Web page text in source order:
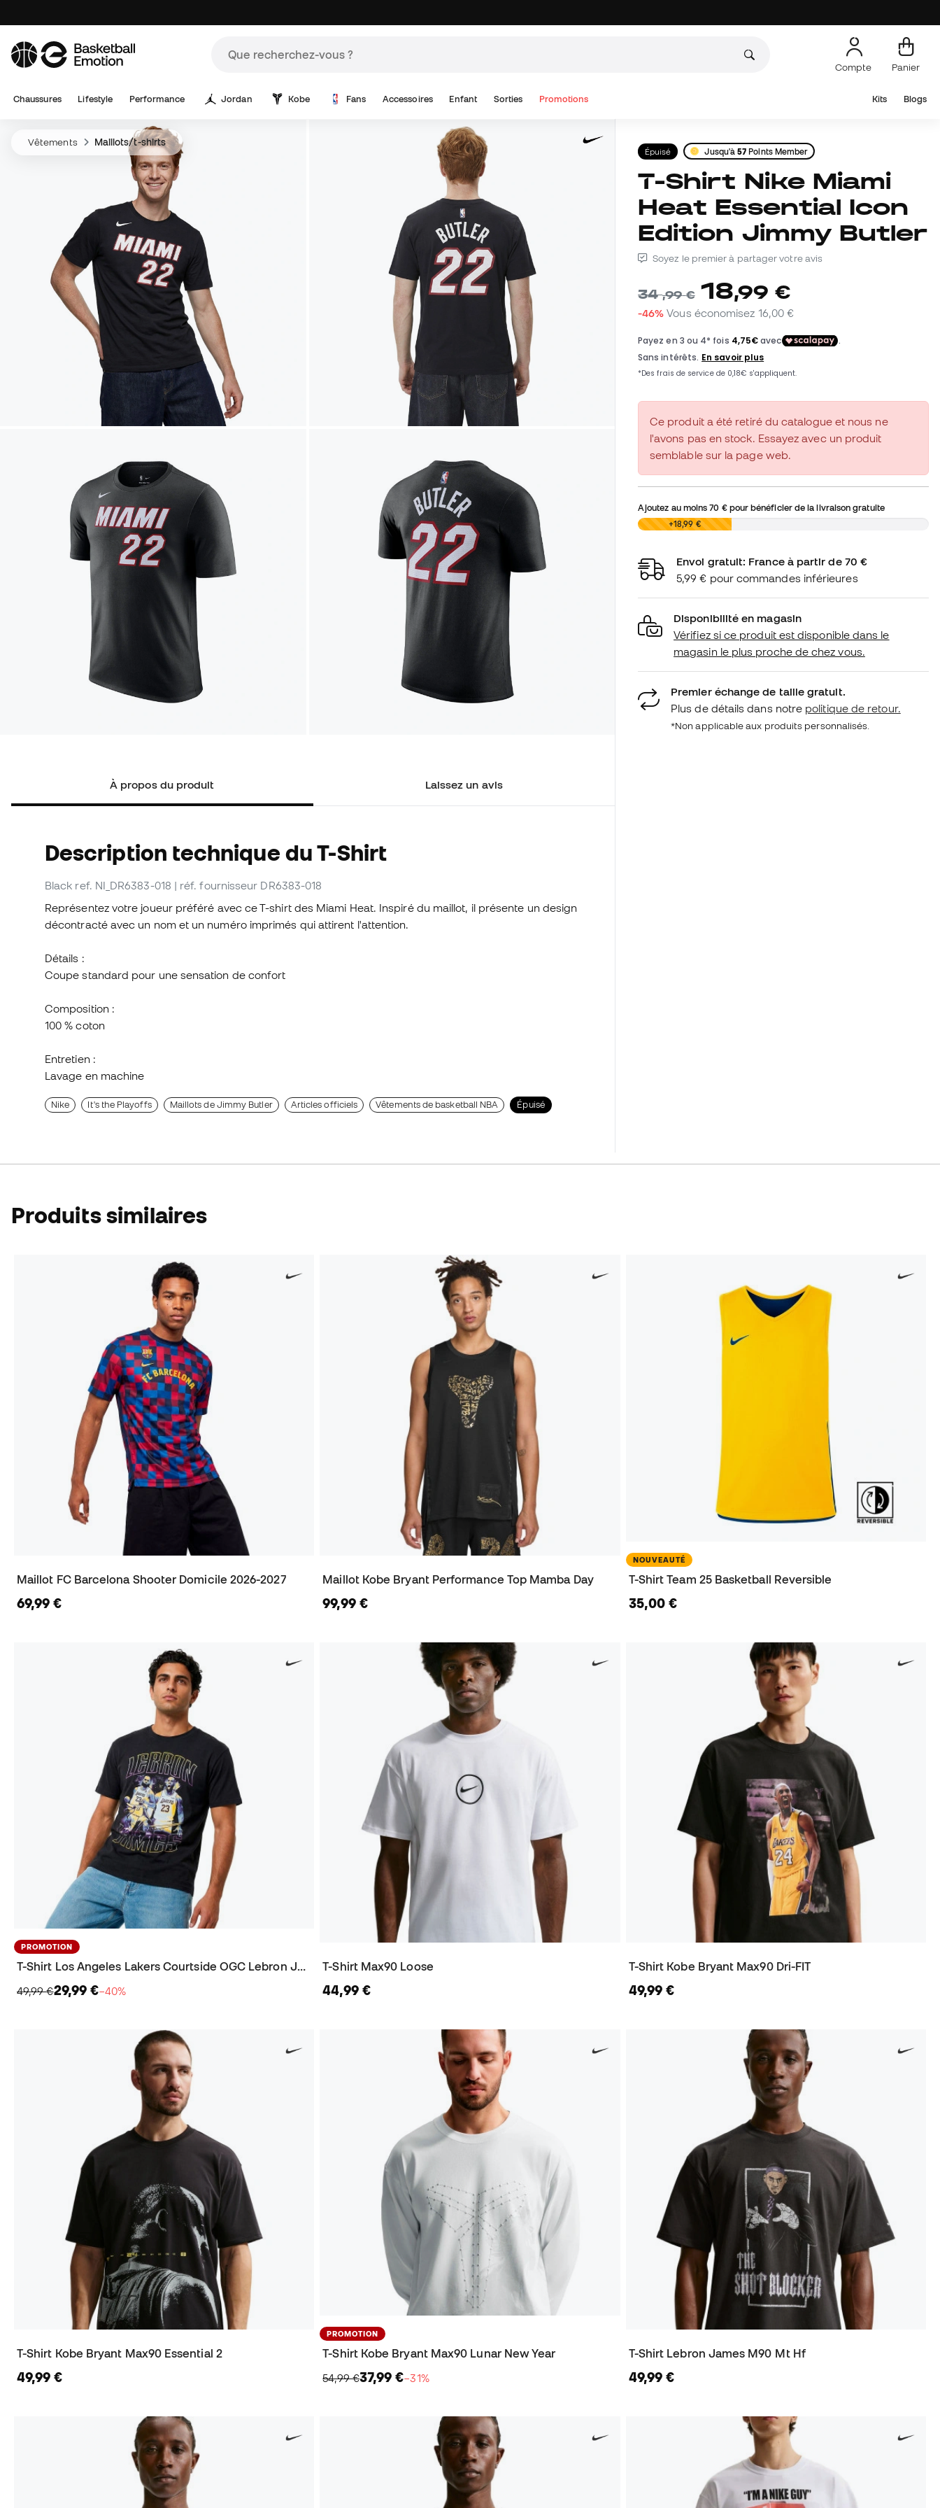
Compte Panier
Chaussures Lifestyle Performance Jordan Kobe Fans Accessoires Enfant Sorties Promotions Kits Blogs
Vêtements Maillots/t-shirts
À propos du produit Laissez un avis
Description technique du T-Shirt
Black ref. NI_DR6383-018 | réf. fournisseur DR6383-018
Représentez votre joueur préféré avec ce T-shirt des Miami Heat. Inspiré du maillot, il présente un design
décontracté avec un nom et un numéro imprimés qui attirent l'attention.
Détails :
Coupe standard pour une sensation de confort
Composition :
100 % coton
Entretien :
Lavage en machine
Nike It's the Playoffs Maillots de Jimmy Butler Articles officiels Vêtements de basketball NBA Épuisé
Épuisé Jusqu'à57 Points Member
T-Shirt Nike Miami
Heat Essential Icon
Edition Jimmy Butler
Soyez le premier à partager votre avis
34,99 € 18,99 €
-46% Vous économisez 16,00 €
Ce produit a été retiré du catalogue et nous ne
l'avons pas en stock. Essayez avec un produit
semblable sur la page web.
Ajoutez au moins70 €pour bénéficier de la livraison gratuite
0,00 € +18,99 €
Envoi gratuit: France à partir de 70 €
5,99 € pour commandes inférieures
Disponibilité en magasin
Vérifiez si ce produit est disponible dans le
magasin le plus proche de chez vous.
Premier échange de taille gratuit.
Plus de détails dans notre politique de retour.
*Non applicable aux produits personnalisés.
Produits similaires
Maillot FC Barcelona Shooter Domicile 2026-2027
69,99 €
Maillot Kobe Bryant Performance Top Mamba Day
99,99 €
NOUVEAUTÉ
T-Shirt Team 25 Basketball Reversible
35,00 €
PROMOTION
T-Shirt Los Angeles Lakers Courtside OGC Lebron James
49,99 €29,99 €−40%
T-Shirt Max90 Loose
44,99 €
T-Shirt Kobe Bryant Max90 Dri-FIT
49,99 €
T-Shirt Kobe Bryant Max90 Essential 2
49,99 €
PROMOTION
T-Shirt Kobe Bryant Max90 Lunar New Year
54,99 €37,99 €−31%
T-Shirt Lebron James M90 Mt Hf
49,99 €